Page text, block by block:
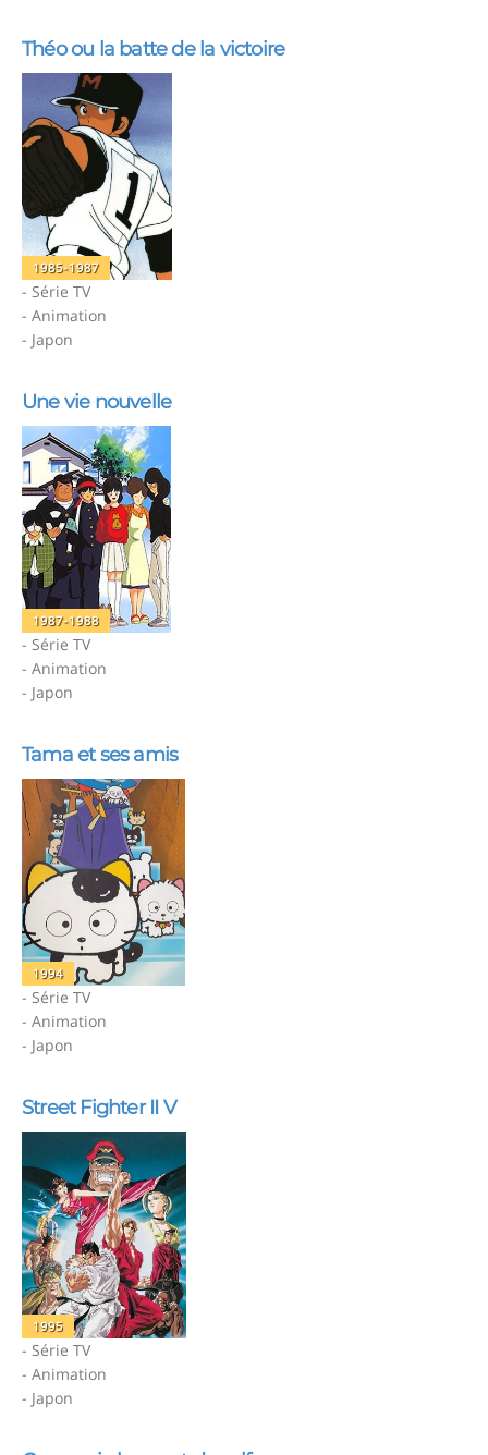
Théo ou la batte de la victoire
1985-1987
- Série TV
- Animation
- Japon
Une vie nouvelle
1987-1988
- Série TV
- Animation
- Japon
Tama et ses amis
1994
- Série TV
- Animation
- Japon
Street Fighter II V
1995
- Série TV
- Animation
- Japon